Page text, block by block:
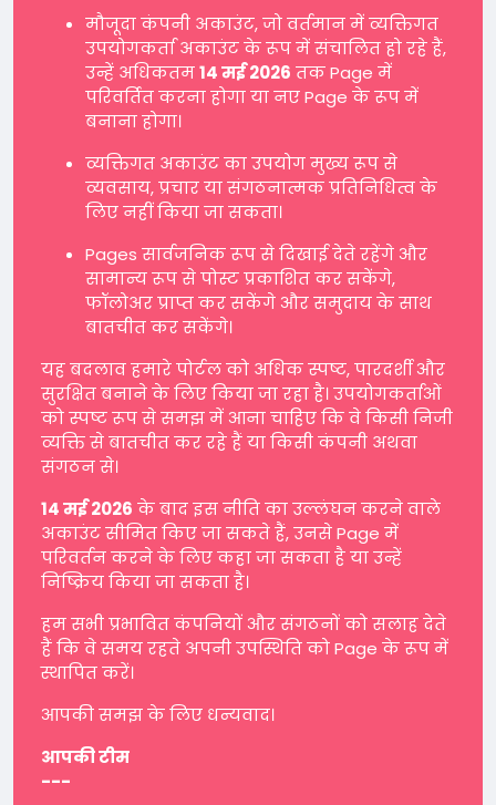
मौजूदा कंपनी अकाउंट, जो वर्तमान में व्यक्तिगत
उपयोगकर्ता अकाउंट के रूप में संचालित हो रहे हैं,
उन्हें अधिकतम14 मई 2026 तक Page में
परिवर्तित करना होगा या नए Page के रूप में
बनाना होगा।
व्यक्तिगत अकाउंट का उपयोग मुख्य रूप से
व्यवसाय, प्रचार या संगठनात्मक प्रतिनिधित्व के
लिए नहीं किया जा सकता।
Pages सार्वजनिक रूप से दिखाई देते रहेंगे और
सामान्य रूप से पोस्ट प्रकाशित कर सकेंगे,
फॉलोअर प्राप्त कर सकेंगे और समुदाय के साथ
बातचीत कर सकेंगे।
यह बदलाव हमारे पोर्टल को अधिक स्पष्ट, पारदर्शी और
सुरक्षित बनाने के लिए किया जा रहा है। उपयोगकर्ताओं
को स्पष्ट रूप से समझ में आना चाहिए कि वे किसी निजी
व्यक्ति से बातचीत कर रहे हैं या किसी कंपनी अथवा
संगठन से।
14 मई 2026 के बाद इस नीति का उल्लंघन करने वाले
अकाउंट सीमित किए जा सकते हैं, उनसे Page में
परिवर्तन करने के लिए कहा जा सकता है या उन्हें
निष्क्रिय किया जा सकता है।
हम सभी प्रभावित कंपनियों और संगठनों को सलाह देते
हैं कि वे समय रहते अपनी उपस्थिति को Page के रूप में
स्थापित करें।
आपकी समझ के लिए धन्यवाद।
आपकी टीम
---